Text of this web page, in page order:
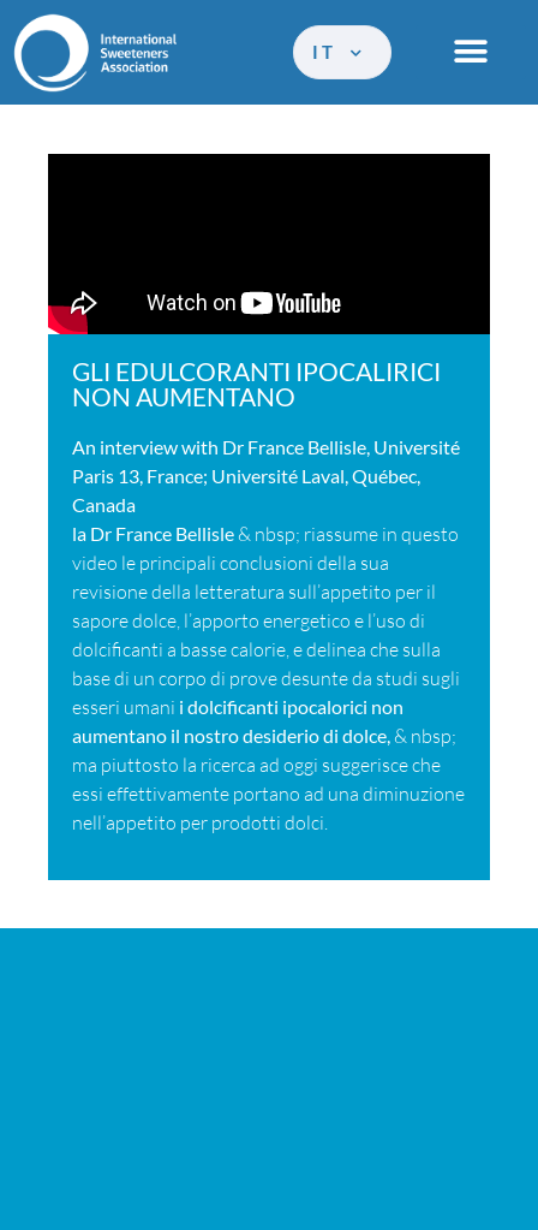
IT
GLI EDULCORANTI IPOCALIRICI
NON AUMENTANO
An interview with Dr France Bellisle, Université
Paris 13, France; Université Laval, Québec,
Canada
la Dr France Bellisle & nbsp; riassume in questo
video le principali conclusioni della sua
revisione della letteratura sull’appetito per il
sapore dolce, l’apporto energetico e l’uso di
dolcificanti a basse calorie, e delinea che sulla
base di un corpo di prove desunte da studi sugli
esseri umani i dolcificanti ipocalorici non
aumentano il nostro desiderio di dolce, & nbsp;
ma piuttosto la ricerca ad oggi suggerisce che
essi effettivamente portano ad una diminuzione
nell’appetito per prodotti dolci.